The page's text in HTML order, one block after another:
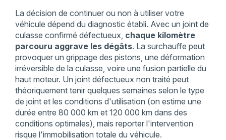
La décision de continuer ou non à utiliser votre
véhicule dépend du diagnostic établi. Avec un joint de
culasse confirmé défectueux, chaque kilomètre
parcouru aggrave les dégâts. La surchauffe peut
provoquer un grippage des pistons, une déformation
irréversible de la culasse, voire une fusion partielle du
haut moteur. Un joint défectueux non traité peut
théoriquement tenir quelques semaines selon le type
de joint et les conditions d'utilisation (on estime une
durée entre 80 000 km et 120 000 km dans des
conditions optimales), mais reporter l'intervention
risque l'immobilisation totale du véhicule.